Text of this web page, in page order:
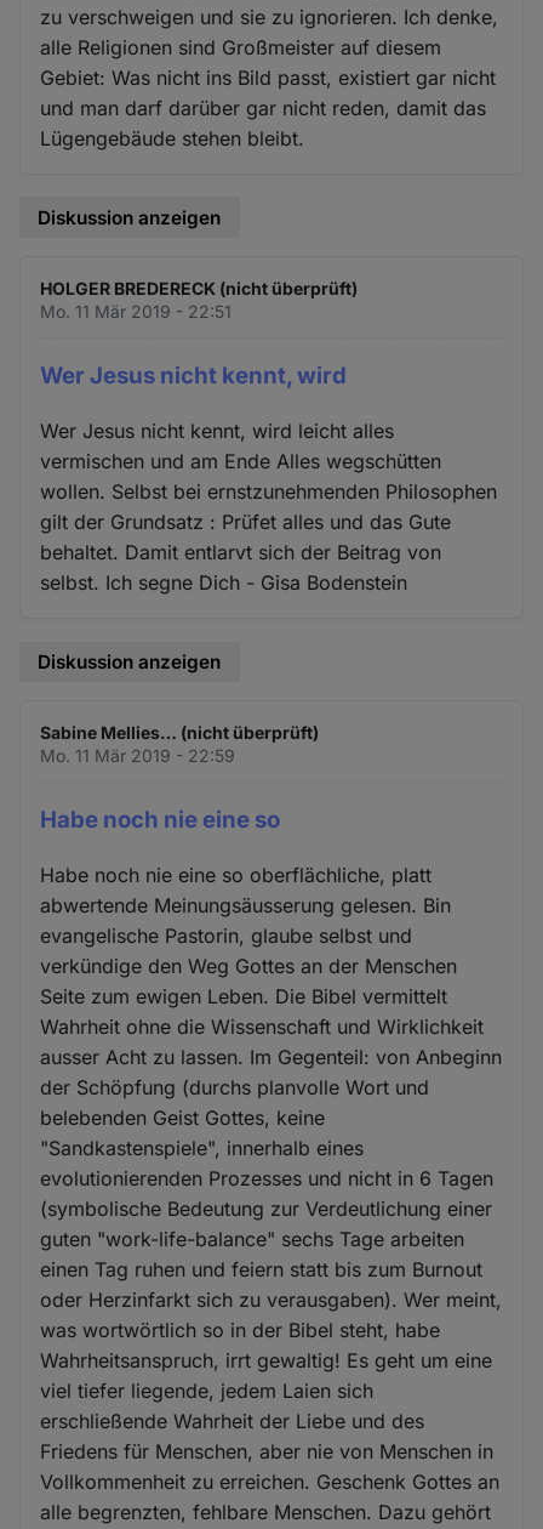
zu verschweigen und sie zu ignorieren. Ich denke,
alle Religionen sind Großmeister auf diesem
Gebiet: Was nicht ins Bild passt, existiert gar nicht
und man darf darüber gar nicht reden, damit das
Lügengebäude stehen bleibt.
Diskussion anzeigen
HOLGER BREDERECK (nicht überprüft)
Mo. 11 Mär 2019 - 22:51
Wer Jesus nicht kennt, wird
Wer Jesus nicht kennt, wird leicht alles
vermischen und am Ende Alles wegschütten
wollen. Selbst bei ernstzunehmenden Philosophen
gilt der Grundsatz : Prüfet alles und das Gute
behaltet. Damit entlarvt sich der Beitrag von
selbst. Ich segne Dich - Gisa Bodenstein
Diskussion anzeigen
Sabine Mellies… (nicht überprüft)
Mo. 11 Mär 2019 - 22:59
Habe noch nie eine so
Habe noch nie eine so oberflächliche, platt
abwertende Meinungsäusserung gelesen. Bin
evangelische Pastorin, glaube selbst und
verkündige den Weg Gottes an der Menschen
Seite zum ewigen Leben. Die Bibel vermittelt
Wahrheit ohne die Wissenschaft und Wirklichkeit
ausser Acht zu lassen. Im Gegenteil: von Anbeginn
der Schöpfung (durchs planvolle Wort und
belebenden Geist Gottes, keine
"Sandkastenspiele", innerhalb eines
evolutionierenden Prozesses und nicht in 6 Tagen
(symbolische Bedeutung zur Verdeutlichung einer
guten "work-life-balance" sechs Tage arbeiten
einen Tag ruhen und feiern statt bis zum Burnout
oder Herzinfarkt sich zu verausgaben). Wer meint,
was wortwörtlich so in der Bibel steht, habe
Wahrheitsanspruch, irrt gewaltig! Es geht um eine
viel tiefer liegende, jedem Laien sich
erschließende Wahrheit der Liebe und des
Friedens für Menschen, aber nie von Menschen in
Vollkommenheit zu erreichen. Geschenk Gottes an
alle begrenzten, fehlbare Menschen. Dazu gehört